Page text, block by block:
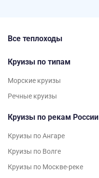
Все теплоходы
Круизы по типам
Морские круизы
Речные круизы
Круизы по рекам России
Круизы по Ангаре
Круизы по Волге
Круизы по Москве-реке